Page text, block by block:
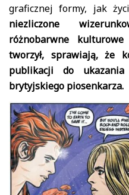
graficznej formy, jak
niezliczone
różnobarwne
tworzył, sprawiają, że
publikacji do
brytyjskiego piosenkarza.